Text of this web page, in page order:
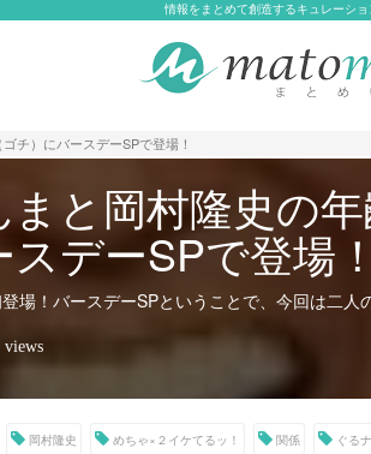
情報をまとめて創造するキュレーシ
チ）にバースデーSPで登場！
まと岡村隆史の
デーSPで登場！
場！バースデーSPということで、今回は二
views
岡村隆史 めちゃ×２イケてるッ！ 関係 ぐる